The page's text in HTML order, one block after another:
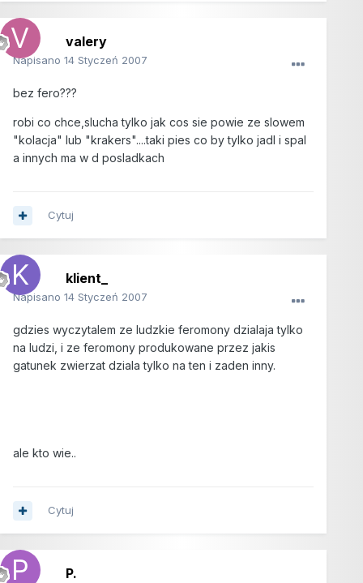
valery
Napisano 14 Styczeń 2007
bez fero???
robi co chce,slucha tylko jak cos sie powie ze slowem
"kolacja" lub "krakers"....taki pies co by tylko jadl i spal
a innych ma w d posladkach
Cytuj
klient_
Napisano 14 Styczeń 2007
gdzies wyczytalem ze ludzkie feromony dzialaja tylko
na ludzi, i ze feromony produkowane przez jakis
gatunek zwierzat dziala tylko na ten i zaden inny.
ale kto wie..
Cytuj
P.